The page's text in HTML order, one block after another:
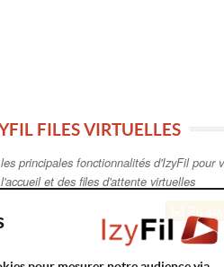
FILES VIRTUELLES
principales fonctionnalités d'IzyFil pour
et des files d'attente virtuelles
En